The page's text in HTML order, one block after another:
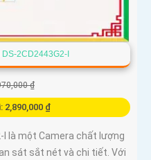
2CD2443G2-I
₫
2,890,000 ₫
I là một Camera chất lượng
sát sắt nét và chi tiết. Với